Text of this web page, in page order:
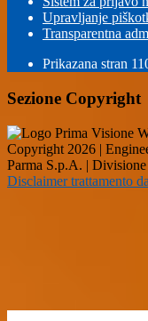
Upravljanje
Transparentna
Prikazana stran
Sezione Copyright
Copyright 2026 |
Parma S.p.A. |
Disclaimer trattamento